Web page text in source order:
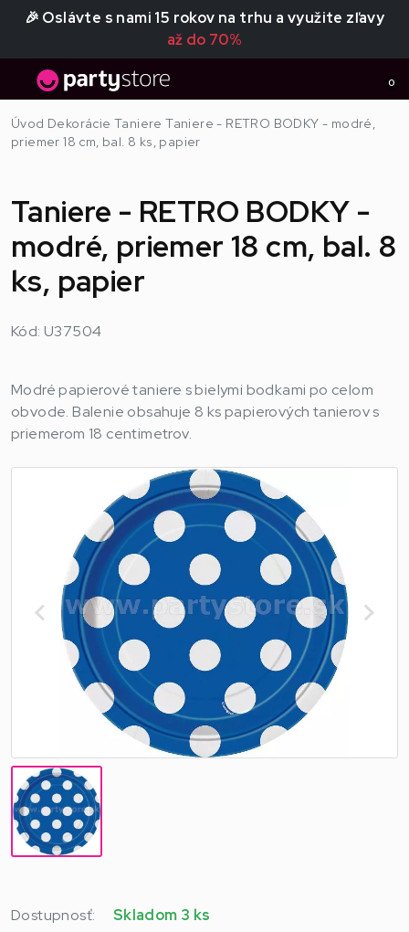
🎉 Oslávte s nami 15 rokov na trhu a využite zľavy
až do 70%
0
Úvod Dekorácie Taniere Taniere - RETRO BODKY - modré,
priemer 18 cm, bal. 8 ks, papier
Taniere - RETRO BODKY -
modré, priemer 18 cm, bal. 8
ks, papier
Kód: U37504
Modré papierové taniere s bielymi bodkami po celom
obvode. Balenie obsahuje 8 ks papierových tanierov s
priemerom 18 centimetrov.
Dostupnosť: Skladom 3 ks